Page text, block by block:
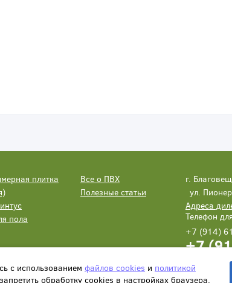
плитка
пола
Все о ПВХ
Полезные статьи
г.
ул.
Адреса
Телефон
+7 (914)
+7
Написать
с использованием файлов cookies и политикой
обработку сookies в настройках браузера.